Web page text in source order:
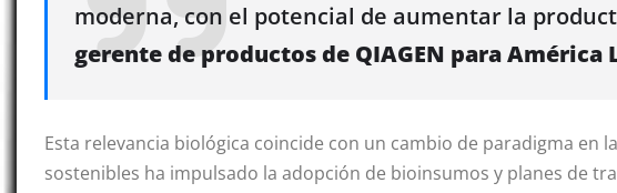
moderna, con el potencial de aumentar la
gerente de productos de QIAGEN para América
Esta relevancia biológica coincide con un cambio de paradigma
sostenibles ha impulsado la adopción de bioinsumos y planes de